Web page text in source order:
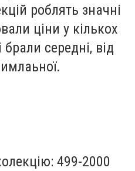
роблять значні
ціни у кількох
брали середні, від
499-2000